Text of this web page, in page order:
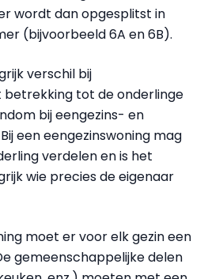
wordt dan opgesplitst in
(bijvoorbeeld 6A en 6B).
verschil bij
tot de onderlinge
bij eengezins- en
een eengezinswoning mag
verdelen en is het
wie precies de eigenaar
moet er voor elk gezin een
gemeenschappelijke delen